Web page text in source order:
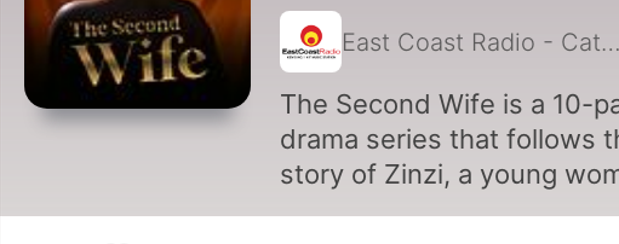
Radio - Catch UpEast Coast Radio - Catch Up
The Second Wife is a 10-
drama series that follows
story of Zinzi, a young
who is tricked into a